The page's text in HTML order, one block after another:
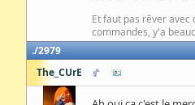
Et faut pas rêver
commandes, y'a
2979
The_CUrE